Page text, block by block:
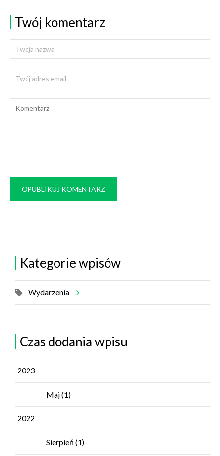
Twój komentarz
OPUBLIKUJ KOMENTARZ
Kategorie wpisów
Wydarzenia
Czas dodania wpisu
2023
Maj(1)
2022
Sierpień (1)